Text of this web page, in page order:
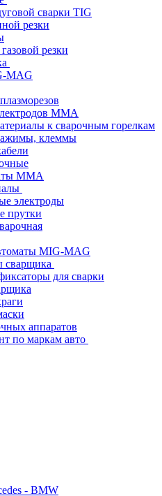
сварки TIG
резки
резки
MAG
ММА
к сварочным горелкам
клеммы
MMA
электроды
прутки
MIG-MAG
сварщика
для сварки
аппаратов
по маркам авто